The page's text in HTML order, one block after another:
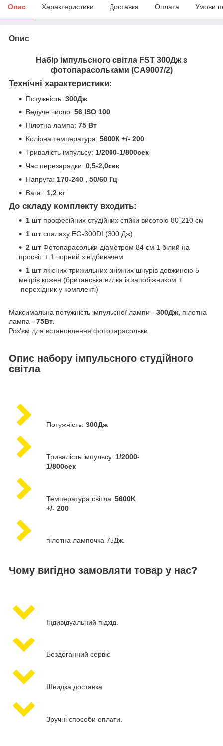
Опис Характеристики Доставка Оплата Умови
Опис
Набір імпульсного світла FST 300Дж з
фотопарасольками (CA9007/2)
Технічні характеристики:
Потужність: 300Дж
Ведуче число: 56 ISO 100
Пілотна лампа: 75 Вт
Колірна температура: 5600К +/- 200
Тривалість імпульсу: 1/2000-1/800сек
Час перезарядки: 0,5-2,0сек
Напруга: 170-240 , 50/60 Гц
Вага : 1,2 кг
До складу комплекту входить:
1 шт професійних студійних стійки висотою 80-210 см
1 шт спалаху EG-300DI (300 Дж)
2 шт Фотопарасольки діаметром 84 см 1 білий на
просвіт + 1 чорний з відбивачем
1 шт якісних трижильних знімних шнурів довжиною 5
метрів кожен (британська вилка із запобіжником +
перехідник у комплекті)
Максимальна потужність імпульсної лампи - 300Дж, пілотна
лампа - 75Вт.
Роз'єм для встановлення фотопарасольки.
Опис набору імпульсного студійного
світла
Потужність: 300Дж
Тривалість імпульсу: 1/2000-
1/800сек
Температура світла: 5600K
+/- 200
пілотна лампочка 75Дж.
Чому вигідно замовляти товар у нас?
Індивідуальний підхід.
Бездоганний сервіс.
Швидка доставка.
Зручні способи оплати.